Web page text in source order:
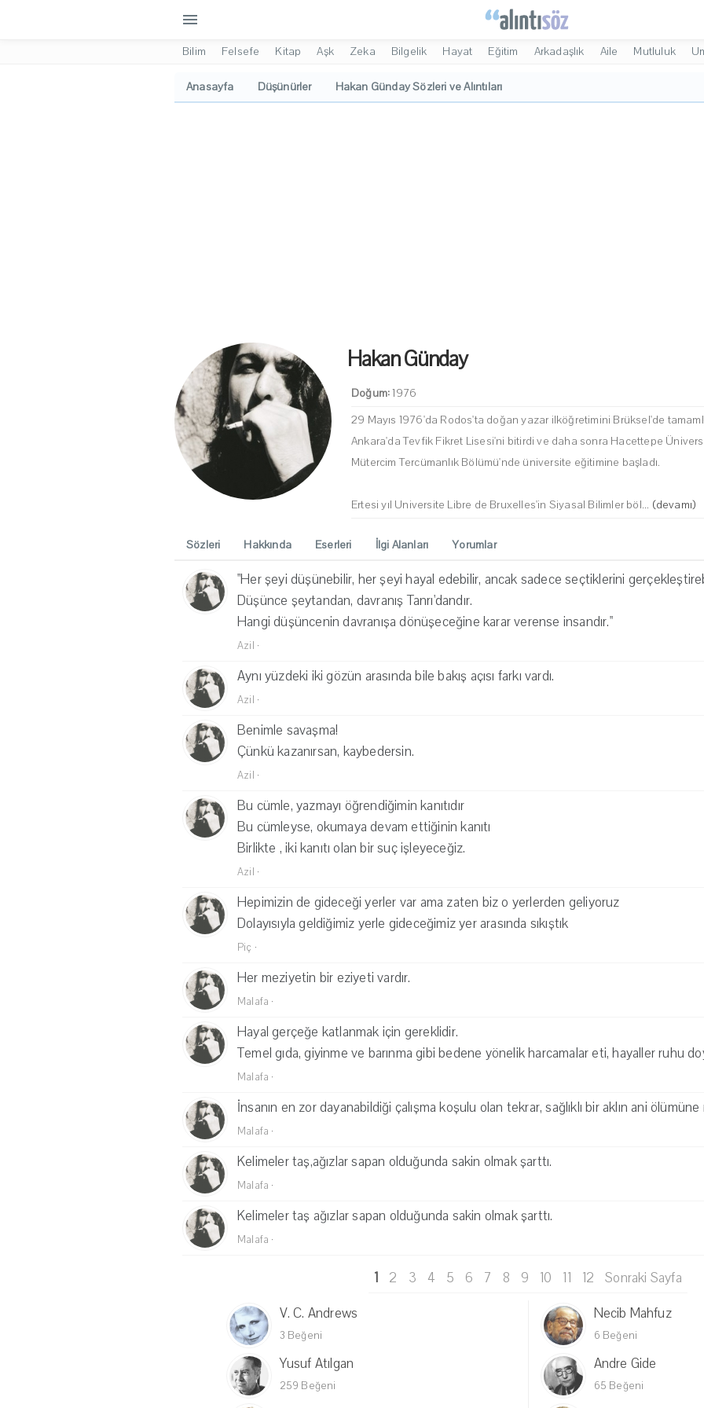
menu
Bilim Felsefe Kitap Aşk Zeka Bilgelik Hayat Eğitim Arkadaşlık Aile Mutluluk
Anasayfa Düşünürler Hakan Günday Sözleri ve Alıntıları
Hakan Günday
Doğum:1976
29 Mayıs 1976'da Rodos'ta doğan yazar ilköğretimini Brüksel'de
Ankara'da Tevfik Fikret Lisesi'ni bitirdi ve daha sonra Hacettepe
Mütercim Tercümanlık Bölümü'nde üniversite eğitimine başladı.
Ertesi yıl Universite Libre de Bruxelles'in Siyasal Bilimler böl... (devamı)
Sözleri Hakkında Eserleri İlgi Alanları Yorumlar
"Her şeyi düşünebilir, her şeyi hayal edebilir, ancak sadece seçtiklerini
Düşünce şeytandan, davranış Tanrı'dandır.
Hangi düşüncenin davranışa dönüşeceğine karar verense insandır."
Azil ·
Aynı yüzdeki iki gözün arasında bile bakış açısı farkı vardı.
Azil ·
Benimle savaşma!
Çünkü kazanırsan, kaybedersin.
Azil ·
Bu cümle, yazmayı öğrendiğimin kanıtıdır
Bu cümleyse, okumaya devam ettiğinin kanıtı
Birlikte , iki kanıtı olan bir suç işleyeceğiz.
Azil ·
Hepimizin de gideceği yerler var ama zaten biz o yerlerden geliyoruz
Dolayısıyla geldiğimiz yerle gideceğimiz yer arasında sıkıştık
Piç ·
Her meziyetin bir eziyeti vardır.
Malafa ·
Hayal gerçeğe katlanmak için gereklidir.
Temel gıda, giyinme ve barınma gibi bedene yönelik harcamalar eti, hayaller ruhu
Malafa ·
İnsanın en zor dayanabildiği çalışma koşulu olan tekrar, sağlıklı bir aklın ani
Malafa ·
Kelimeler taş,ağızlar sapan olduğunda sakin olmak şarttı.
Malafa ·
Kelimeler taş ağızlar sapan olduğunda sakin olmak şarttı.
Malafa ·
1 2 3 4 5 6 7 8 9 10 11 12
Sonraki Sayfa
V. C. Andrews
3 Beğeni
Necib Mahfuz
6 Beğeni
Yusuf Atılgan
259 Beğeni
Andre Gide
65 Beğeni